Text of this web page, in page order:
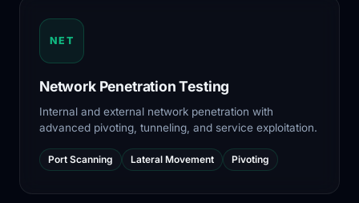
NET
Network Penetration Testing
Internal and external network penetration with
advanced pivoting, tunneling, and service exploitation.
Port Scanning Lateral Movement Pivoting